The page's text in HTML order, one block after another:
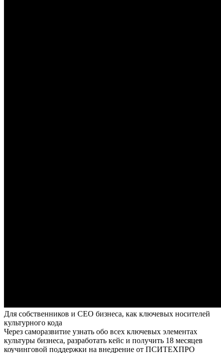
Для собственников и СЕО бизнеса, как ключевых носителей
культурного кода
Через саморазвитие узнать обо всех ключевых элементах
культуры бизнеса, разработать кейс и получить 18 месяцев
коучинговой поддержки на внедрение от ПСИТЕХПРО